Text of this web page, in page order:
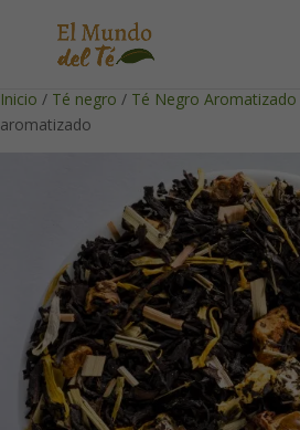
Inicio / Té negro / Té Negro Aromatizado
aromatizado